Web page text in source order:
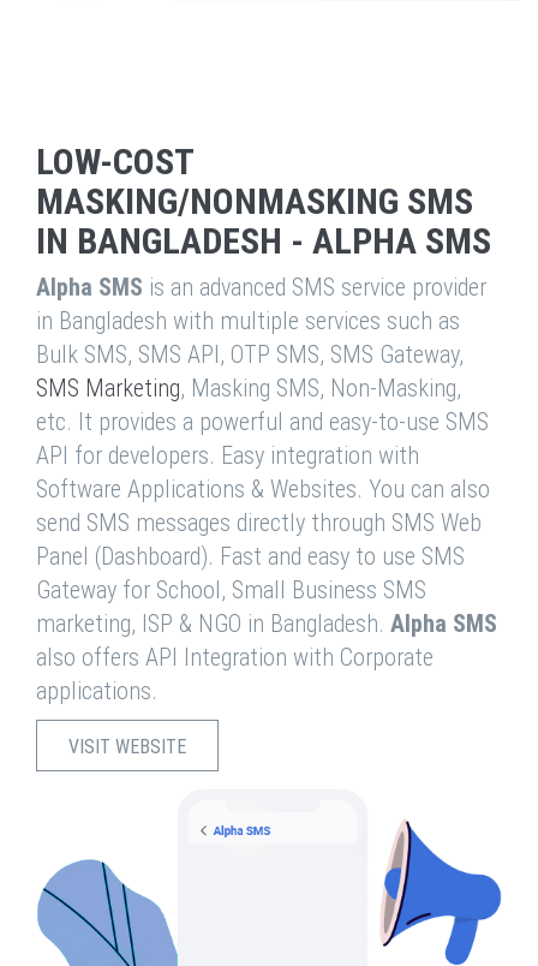
LOW-COST
MASKING/NONMASKING SMS
IN BANGLADESH - ALPHA SMS
Alpha SMS is an advanced SMS service provider
in Bangladesh with multiple services such as
Bulk SMS, SMS API, OTP SMS, SMS Gateway,
SMS Marketing, Masking SMS, Non-Masking,
etc. It provides a powerful and easy-to-use SMS
API for developers. Easy integration with
Software Applications & Websites. You can also
send SMS messages directly through SMS Web
Panel (Dashboard). Fast and easy to use SMS
Gateway for School, Small Business SMS
marketing, ISP & NGO in Bangladesh. Alpha SMS
also offers API Integration with Corporate
applications.
VISIT WEBSITE